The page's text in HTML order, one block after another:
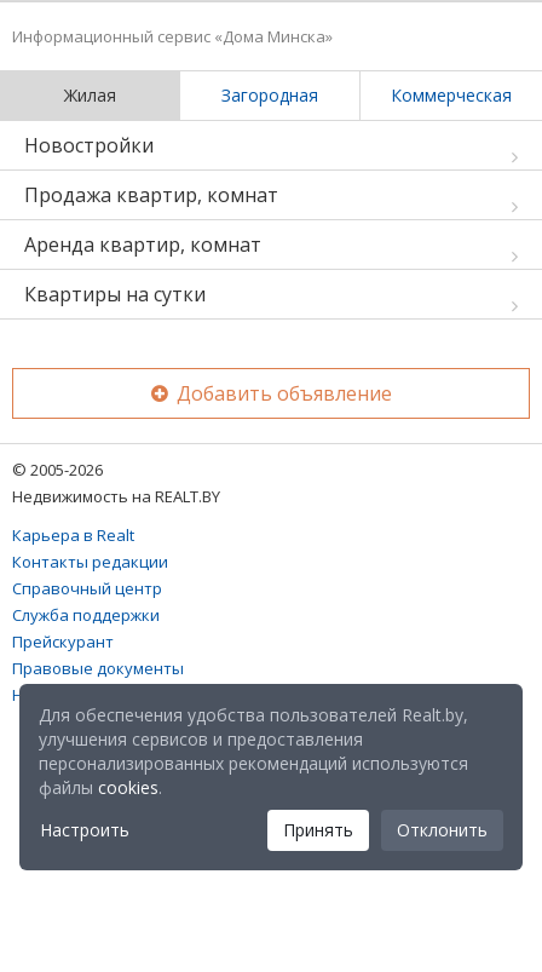
Информационный сервис «Дома Минска»
Жилая Загородная Коммерческая
Новостройки
Продажа квартир, комнат
Аренда квартир, комнат
Квартиры на сутки
Добавить объявление
© 2005-2026
Недвижимость на REALT.BY
Карьера в Realt
Контакты редакции
Справочный центр
Служба поддержки
Прейскурант
Правовые документы
Настройка файлов cookies
Для обеспечения удобства пользователей Realt.by,
улучшения сервисов и предоставления
персонализированных рекомендаций используются
файлы cookies.
Настроить
Принять Отклонить